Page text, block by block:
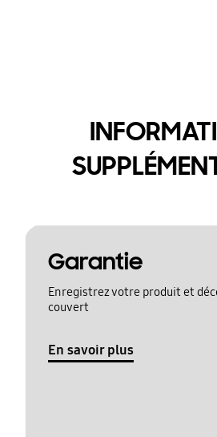
Garantie
Enregistrez votre produit et
couvert
En savoir plus